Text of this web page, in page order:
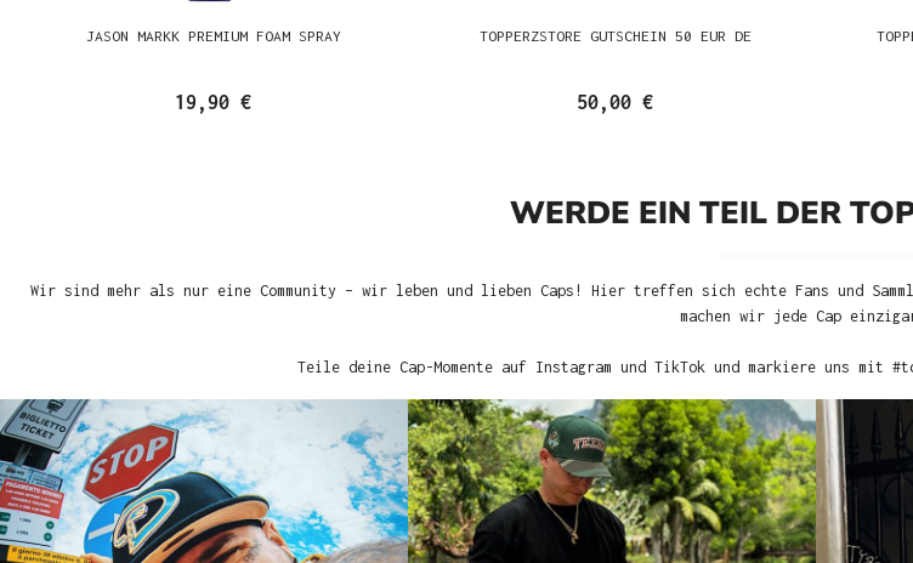
JASON MARKK PREMIUM FOAM SPRAY
19,90 €
TOPPERZSTORE GUTSCHEIN 50 EUR DE
50,00 €
WERDE EIN TEIL DER
Wir sind mehr als nur eine Community – wir leben und lieben Caps! Hier treffen sich echte Fans und
machen wir jede Cap
Teile deine Cap-Momente auf Instagram und TikTok und markiere uns mit